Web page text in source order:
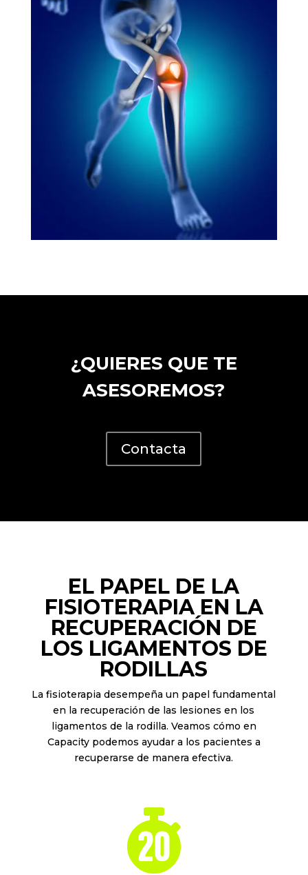
¿QUIERES QUE TE
ASESOREMOS?
Contacta
EL PAPEL DE LA
FISIOTERAPIA EN LA
RECUPERACIÓN DE
LOS LIGAMENTOS DE
RODILLAS
La fisioterapia desempeña un papel fundamental
en la recuperación de las lesiones en los
ligamentos de la rodilla. Veamos cómo en
Capacity podemos ayudar a los pacientes a
recuperarse de manera efectiva.
